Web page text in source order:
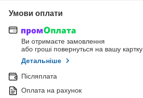
Умови оплати
Ви отримаєте замовлення
або гроші повернуться на вашу картку
Детальніше
Післяплата
Оплата на рахунок